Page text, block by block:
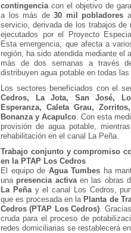
contingenciacon el objetivo de
a los más de30 mil pobladores
servicio, derivada de los trabajos de
ejecutados por el Proyecto
Esta emergencia, que afecta a
región, ha sido atendida mediante el
más de dos semanas a través
distribuyen agua potable en todas
Los sectores beneficiados con el
Cedros, La Jota, San José,
Esperanza, Caleta Grau,
Bonanza y Acapulco. Con esta
provisión de agua potable,
rehabilitación en el canal La Peña.
Trabajo conjunto y compromiso
en la PTAP Los Cedros
El equipo de Agua Tumbes ha
una presencia activaen las obras
La Peñay el canal Los Cedros,
que es procesada en la Planta de
Cedros (PTAP Los Cedros).
cruda para el proceso de
redes domiciliarias se restablecerá